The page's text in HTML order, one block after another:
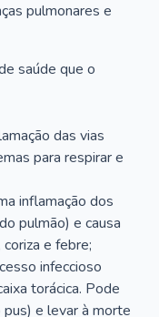
pulmonares e
saúde que o
das vias
para respirar e
inflamação dos
pulmão) e causa
e febre;
infeccioso
torácica. Pode
e levar à morte